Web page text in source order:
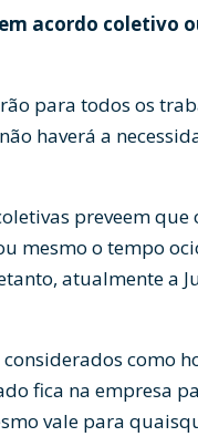
acordo coletivo
para todos os
haverá a
preveem que
mesmo o tempo
atualmente a
como
fica na empresa
vale para